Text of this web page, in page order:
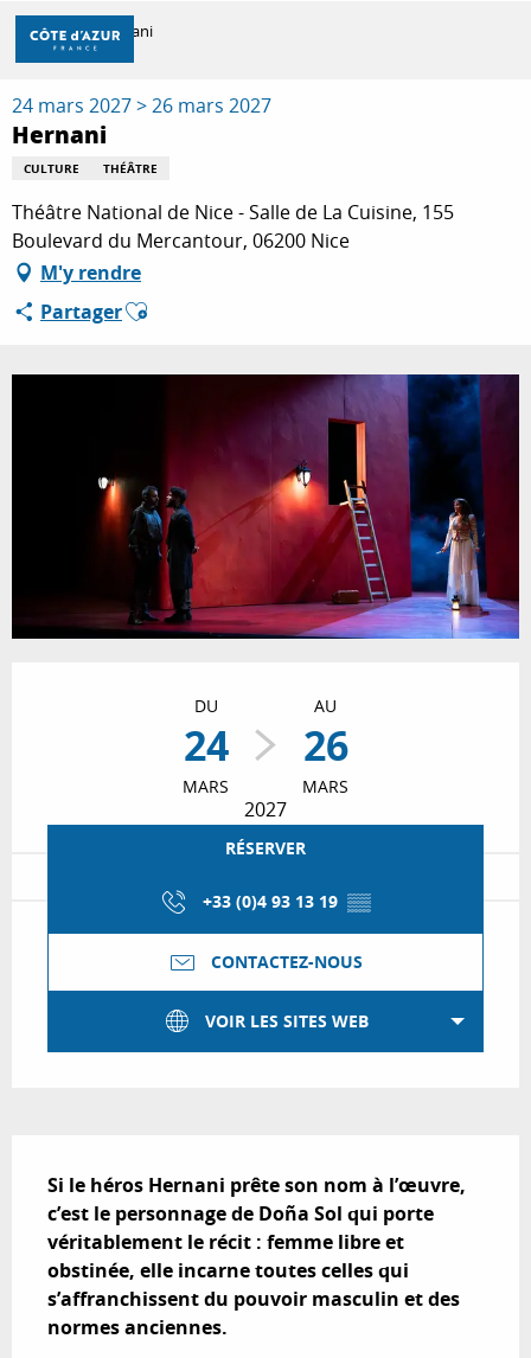
Aller
contenu
principal
DÉCOUVRIR
À FAIRE
SÉJOURNER
Accueil Hernani
24 mars 2027 > 26 mars 2027
Hernani
CULTURE THÉÂTRE
Théâtre National de Nice - Salle de La Cuisine, 155
Boulevard du Mercantour, 06200 Nice
M'y rendre
PartagerAjouter aux favoris
DU
24
MARS
AU
26
MARS
2027
RÉSERVER
+33 (0)4 93 13 19 ▒▒
CONTACTEZ-NOUS
VOIR LES SITES WEB
Si le héros Hernani prête son nom à l’œuvre,
c’est le personnage de Doña Sol qui porte
véritablement le récit : femme libre et
obstinée, elle incarne toutes celles qui
s’affranchissent du pouvoir masculin et des
normes anciennes.